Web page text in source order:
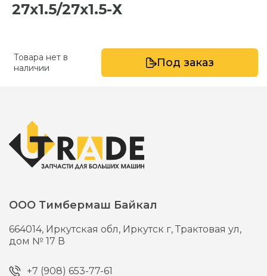
27х1.5/27х1.5-Х
Товара нет в
наличии
Под заказ
ООО Тимбермаш Байкал
664014, Иркутская обл, Иркутск г,Трактовая ул,
дом № 17 В
+7 (908) 653-77-61